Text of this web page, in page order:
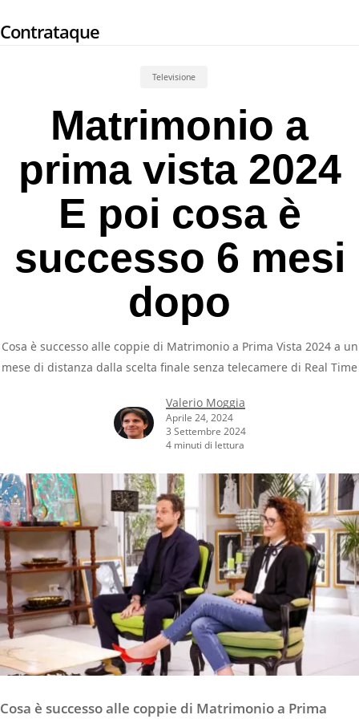
to
Contrataque
Televisione
Matrimonio a
prima vista 2024
E poi cosa è
successo 6 mesi
dopo
Cosa è successo alle coppie di Matrimonio a Prima Vista 2024 a un
mese di distanza dalla scelta finale senza telecamere di Real Time
Valerio Moggia
Aprile 24, 2024
3 Settembre 2024
4 minuti di lettura
Cosa è successo alle coppie di Matrimonio a Prima